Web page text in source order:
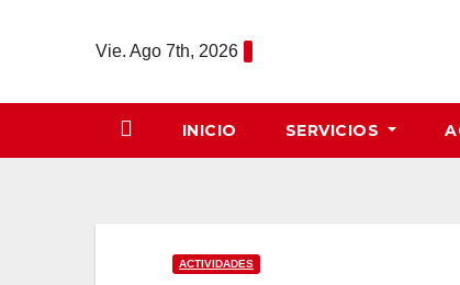
Vie. Ago 7th, 2026
INICIO SERVICIOS
ACTIVIDADES